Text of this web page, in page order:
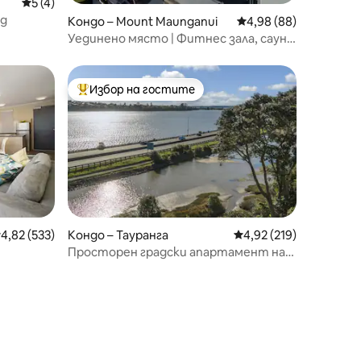
Кондо – Mount Maunganui Средна оценка:
4,98 (88)
Уединено място | Фитнес зала, сауна,
оценка: 4,82 от 5, 533 отзива
4,82 (533)
Най-популярен избор на гостите
Избор на гостите
Кондо – Тауранга Средна оценка: 4,92
4,92 (219)
Просторен градски апартамент на